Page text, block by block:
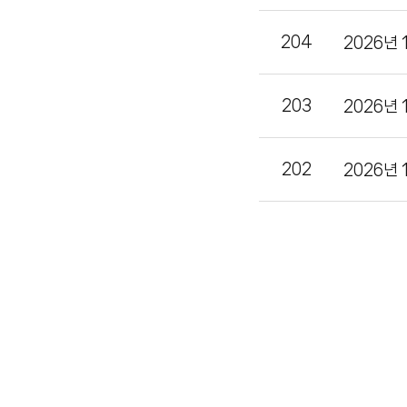
204 2026년
203 2026년
202 2026년